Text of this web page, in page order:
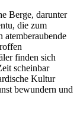
Berge, darunter
die zum
atemberaubende
finden sich
scheinbar
Kultur
bewundern und